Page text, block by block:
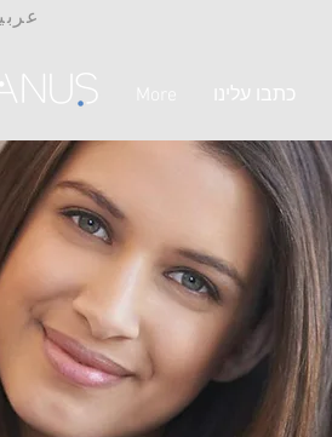
כתבו עלינו More